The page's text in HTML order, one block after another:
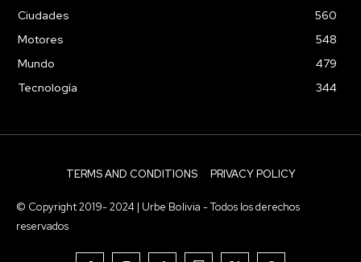
Ciudades
560
Motores
548
Mundo
479
Tecnología
344
TERMS AND CONDITIONS PRIVACY POLICY
© Copyright 2019- 2024 | Urbe Bolivia - Todos los derechos
reservados